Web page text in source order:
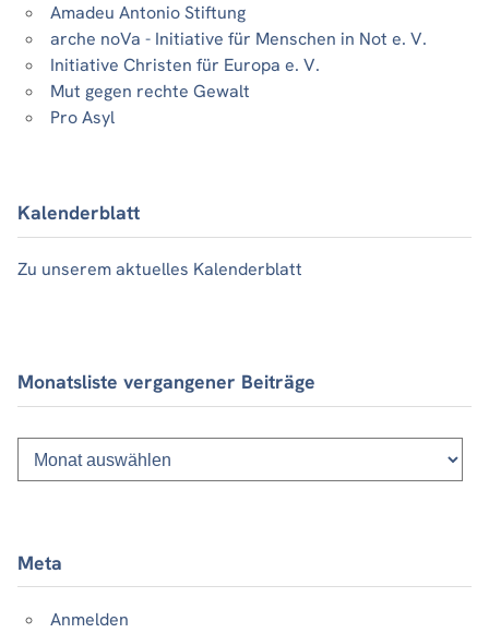
Amadeu Antonio Stiftung
arche noVa - Initiative für Menschen in Not e. V.
Initiative Christen für Europa e. V.
Mut gegen rechte Gewalt
Pro Asyl
Kalenderblatt
Zu unserem aktuelles Kalenderblatt
Monatsliste vergangener Beiträge
Monatsliste
vergangener
Beiträge
Meta
Anmelden